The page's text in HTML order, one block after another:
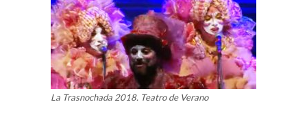
La Trasnochada 2018. Teatro de Verano